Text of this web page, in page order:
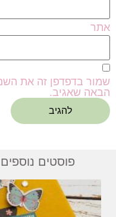
אתר
שמור בדפדפן זה את
הבאה שאגיב.
פוסטים